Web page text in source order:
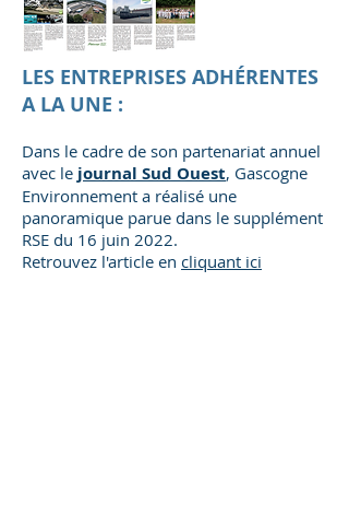
LES ENTREPRISES ADHÉRENTES
A LA UNE :
Dans le cadre de son partenariat annuel
avec le journal Sud Ouest, Gascogne
Environnement a réalisé une
panoramique parue dans le supplément
RSE du 16 juin 2022.
Retrouvez l'article en cliquant ici